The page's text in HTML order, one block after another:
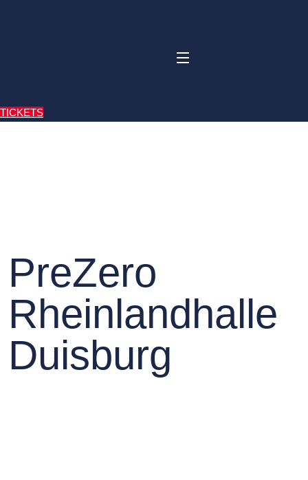
TICKETS
PreZero
Rheinlandhalle
Duisburg